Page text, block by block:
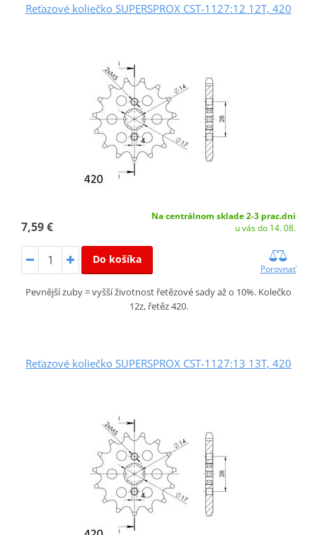
Reťazové koliečko SUPERSPROX CST-1127:12 12T, 420
7,59 €
Na centrálnom sklade 2-3 prac.dni
u vás do 14. 08.
Do košíka
Porovnať
Pevnější zuby = vyšší životnost řetězové sady až o 10%. Kolečko
12z, řetěz 420.
Reťazové koliečko SUPERSPROX CST-1127:13 13T, 420